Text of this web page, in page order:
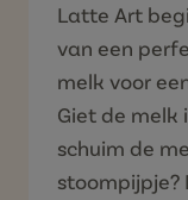
Latte Art
van een
melk voor
Giet de melk
schuim de
stoompijpje?